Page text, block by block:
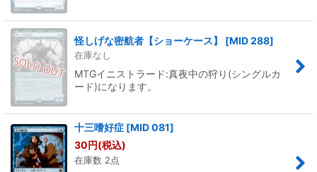
怪しげな密航者【ショーケース】 [MID 288]
在庫なし
MTGイニストラード:真夜中の狩り(シングルカ
ード)になります。
十三嗜好症 [MID 081]
30円(税込)
在庫数 2点